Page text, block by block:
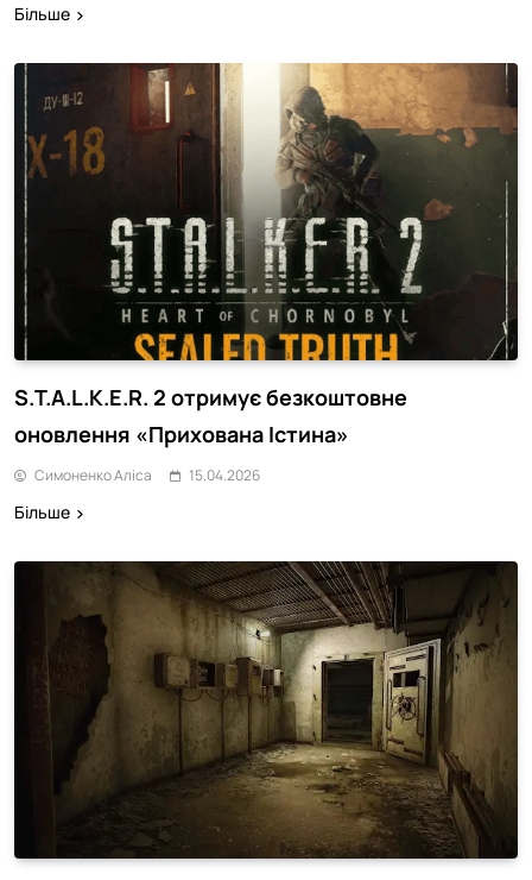
Більше
S.T.A.L.K.E.R. 2 отримує безкоштовне
оновлення «Прихована Істина»
Симоненко Аліса 15.04.2026
Більше